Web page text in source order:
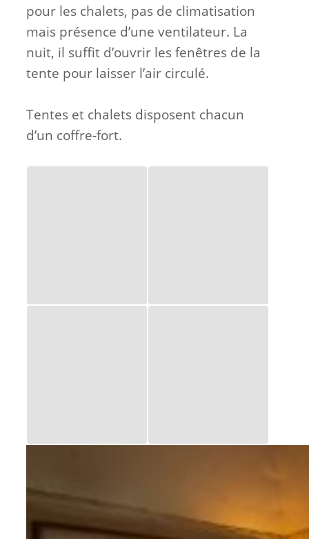
pour les chalets, pas de climatisation
mais présence d’une ventilateur. La
nuit, il suffit d’ouvrir les fenêtres de la
tente pour laisser l’air circulé.
Tentes et chalets disposent chacun
d’un coffre-fort.